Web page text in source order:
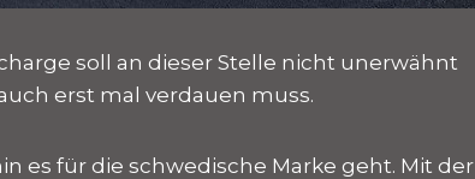
soll an dieser Stelle nicht unerwähnt
erst mal verdauen muss.
es für die schwedische Marke geht. Mit der